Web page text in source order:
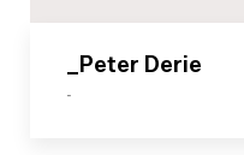
_Peter Derie
-